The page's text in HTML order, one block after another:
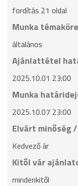
fordítás 21 oldal
Munka témaköre
általános
Ajánlattétel
2025.10.01 23:00
Munka
2025.10.07 23:00
Elvárt minőség
Kedvező ár
Kitől vár
mindenkitől